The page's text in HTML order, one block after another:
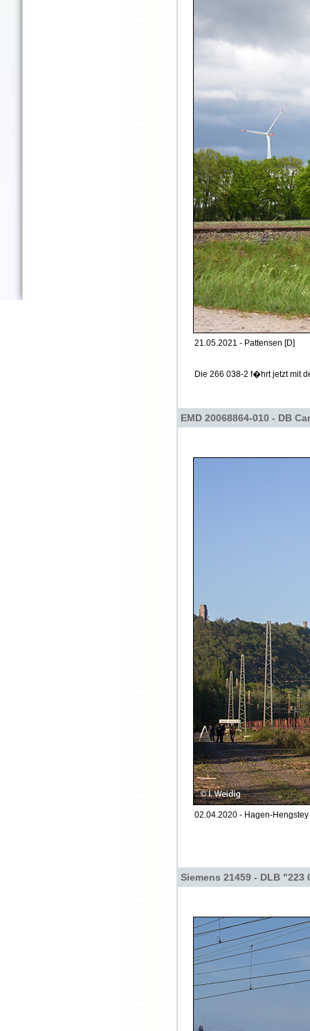
21.05.2021 - Pattensen [D]
Die 266 038-2 f�hrt jetzt mit
EMD 20068864-010 - DB
02.04.2020 - Hagen-Hengstey
Siemens 21459 - DLB "223